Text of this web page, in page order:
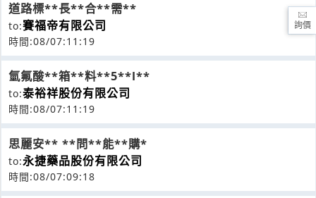
道路標**長**合**需**
to:賽福帝有限公司
時間:08/07:11:19
氫氟酸**箱**料**5**l**
to:泰裕祥股份有限公司
時間:08/07:11:19
思麗安** **問**能**購*
to:永捷藥品股份有限公司
時間:08/07:09:18
詢價